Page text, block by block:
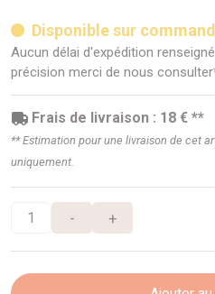
Disponible sur
Aucun délai d'expédition
précision merci de nous
Frais de livraison : 18 € **
** Estimation pour une livraison de cet
uniquement.
- +